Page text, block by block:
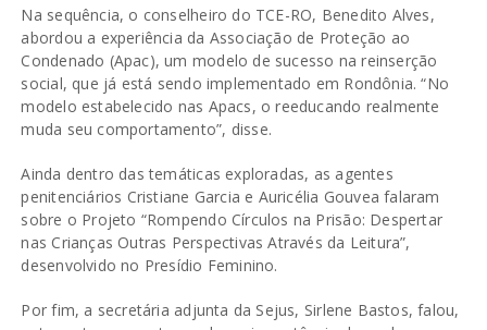
Na sequência, o conselheiro do TCE-RO, Benedito Alves,
abordou a experiência da Associação de Proteção ao
Condenado (Apac), um modelo de sucesso na reinserção
social, que já está sendo implementado em Rondônia. “No
modelo estabelecido nas Apacs, o reeducando realmente
muda seu comportamento”, disse.
Ainda dentro das temáticas exploradas, as agentes
penitenciários Cristiane Garcia e Auricélia Gouvea falaram
sobre o Projeto “Rompendo Círculos na Prisão: Despertar
nas Crianças Outras Perspectivas Através da Leitura”,
desenvolvido no Presídio Feminino.
Por fim, a secretária adjunta da Sejus, Sirlene Bastos, falou,